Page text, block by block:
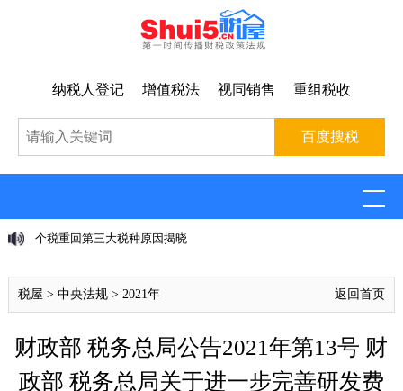
纳税人登记 增值税法 视同销售 重组税收
个税重回第三大税种原因揭晓
税屋 > 中央法规> 2021年 返回首页
财政部 税务总局公告2021年第13号 财
政部 税务总局关于进一步完善研发费